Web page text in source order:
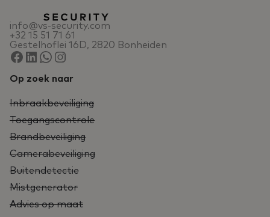
info@vs-security.com
+32 15 51 71 61
Gestelhoflei 16D, 2820 Bonheiden
Op zoek naar
Inbraakbeveiliging
Toegangscontrole
Brandbeveiliging
Camerabeveiliging
Buitendetectie
Mistgenerator
Advies op maat